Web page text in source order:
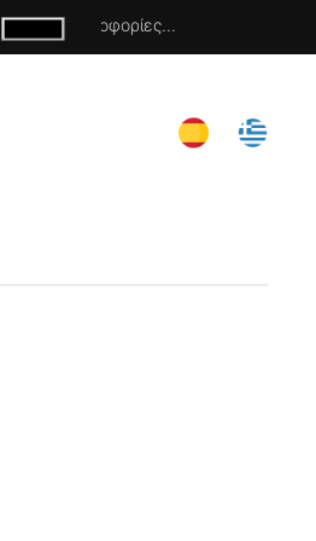
Χωρίς πληροφορίες...